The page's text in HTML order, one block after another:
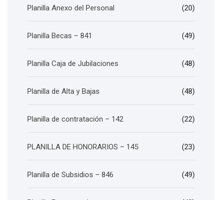
Planilla Anexo del Personal (20)
Planilla Becas – 841 (49)
Planilla Caja de Jubilaciones (48)
Planilla de Alta y Bajas (48)
Planilla de contratación – 142 (22)
PLANILLA DE HONORARIOS – 145 (23)
Planilla de Subsidios – 846 (49)